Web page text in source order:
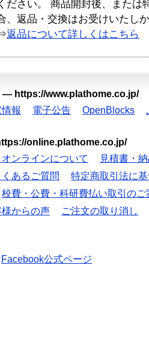
ださい。 商品開封後、または
、返品・交換はお受けいたし
返品について詳しくはこちら
— https://www.plathome.co.jp/
報 電子公告 OpenBlocks
online.plathome.co.jp/
ンラインについて
見積書・
くあるご質問
特定商取引法に
校費・公費・科研費払い取引のご
様からの声 ご注文の取り消し
Facebook公式ページ